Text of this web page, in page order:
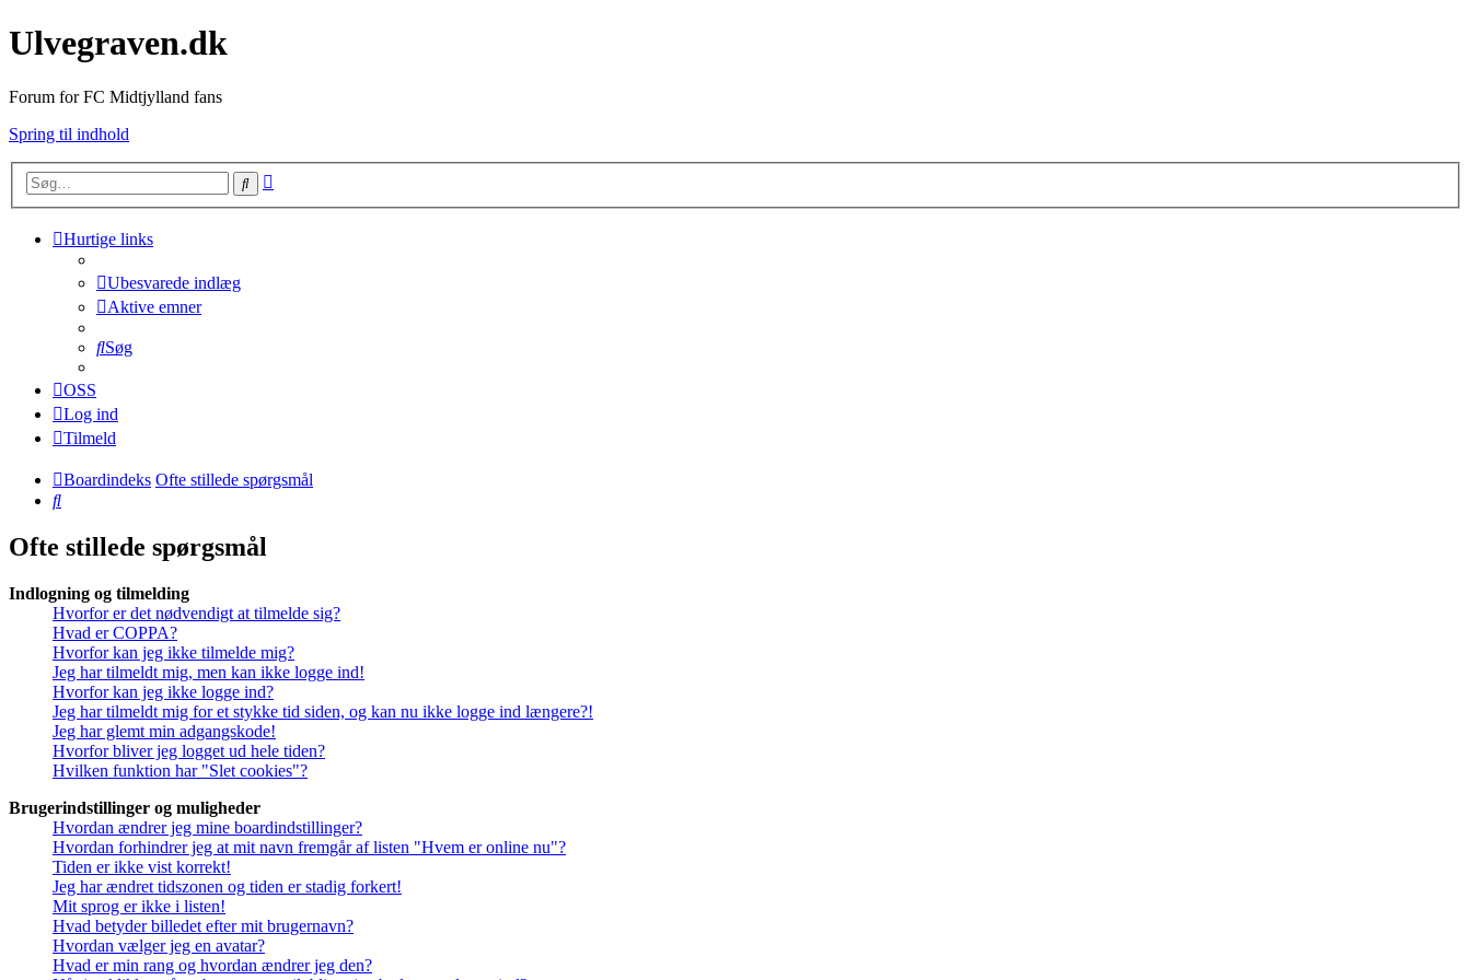
Ulvegraven.dk
Forum for FC Midtjylland fans
Spring til indhold
Søg
Hurtige links
Ubesvarede indlæg
Aktive emner
Søg
OSS
Log ind
Tilmeld
Boardindeks Ofte stillede spørgsmål
Søg
Ofte stillede spørgsmål
Indlogning og tilmelding
Hvorfor er det nødvendigt at tilmelde sig?
Hvad er COPPA?
Hvorfor kan jeg ikke tilmelde mig?
Jeg har tilmeldt mig, men kan ikke logge ind!
Hvorfor kan jeg ikke logge ind?
Jeg har tilmeldt mig for et stykke tid siden, og kan nu ikke logge ind længere?!
Jeg har glemt min adgangskode!
Hvorfor bliver jeg logget ud hele tiden?
Hvilken funktion har "Slet cookies"?
Brugerindstillinger og muligheder
Hvordan ændrer jeg mine boardindstillinger?
Hvordan forhindrer jeg at mit navn fremgår af listen "Hvem er online nu"?
Tiden er ikke vist korrekt!
Jeg har ændret tidszonen og tiden er stadig forkert!
Mit sprog er ikke i listen!
Hvad betyder billedet efter mit brugernavn?
Hvordan vælger jeg en avatar?
Hvad er min rang og hvordan ændrer jeg den?